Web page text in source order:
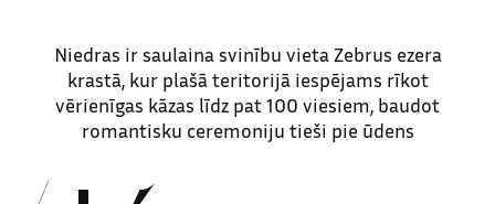
Niedras ir saulaina svinību vieta Zebrus ezera
krastā, kur plašā teritorijā iespējams rīkot
vērienīgas kāzas līdz pat 100 viesiem, baudot
romantisku ceremoniju tieši pie ūdens